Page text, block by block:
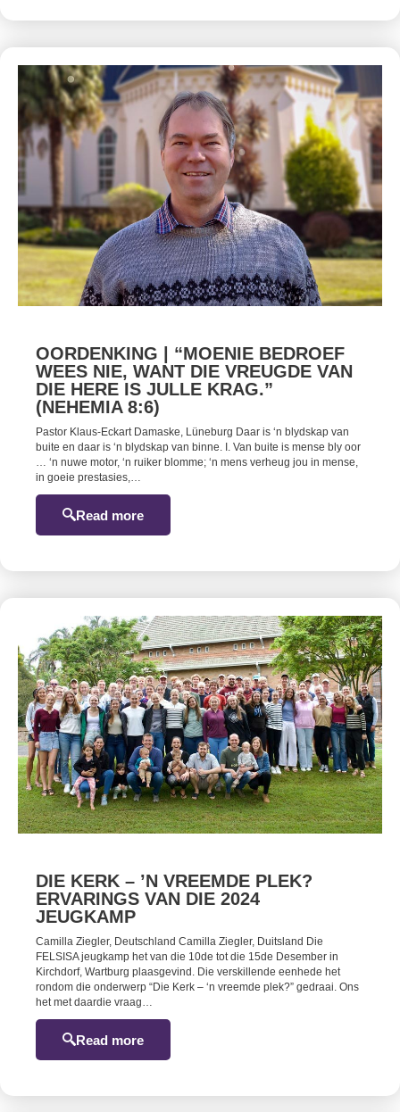
OORDENKING | “MOENIE BEDROEF
WEES NIE, WANT DIE VREUGDE VAN
DIE HERE IS JULLE KRAG.”
(NEHEMIA 8:6)
Pastor Klaus-Eckart Damaske, Lüneburg Daar is ‘n blydskap van
buite en daar is ‘n blydskap van binne. I. Van buite is mense bly oor
… ‘n nuwe motor, ‘n ruiker blomme; ‘n mens verheug jou in mense,
in goeie prestasies,…
Read more
DIE KERK – ’N VREEMDE PLEK?
ERVARINGS VAN DIE 2024
JEUGKAMP
Camilla Ziegler, Deutschland Camilla Ziegler, Duitsland Die
FELSISA jeugkamp het van die 10de tot die 15de Desember in
Kirchdorf, Wartburg plaasgevind. Die verskillende eenhede het
rondom die onderwerp “Die Kerk – ‘n vreemde plek?” gedraai. Ons
het met daardie vraag…
Read more